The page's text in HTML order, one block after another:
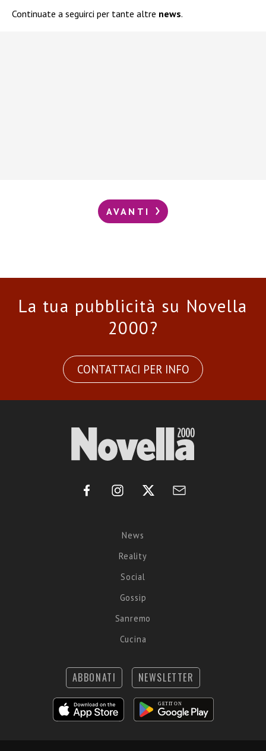
Continuate a seguirci per tante altre news.
AVANTI
La tua pubblicità su Novella
2000?
CONTATTACI PER INFO
News
Reality
Social
Gossip
Sanremo
Cucina
ABBONATI NEWSLETTER